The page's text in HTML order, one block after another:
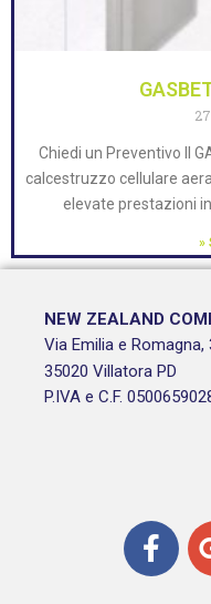
Chiedi un Preventivo Il
calcestruzzo cellulare
elevate prestazioni
»
NEW ZEALAND
Via Emilia e Romagna,
35020 Villatora PD
P.IVA e C.F.